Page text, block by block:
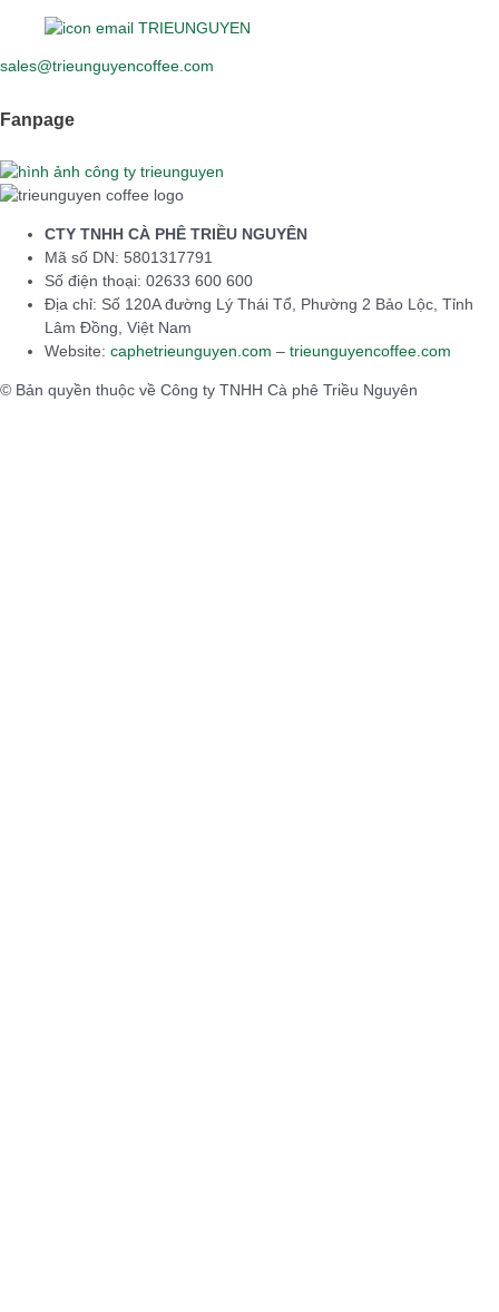
sales@trieunguyencoffee.com
Fanpage
CTY TNHH CÀ PHÊ TRIỀU NGUYÊN
Mã số DN: 5801317791
Số điện thoại: 02633 600 600
Địa chỉ: Số 120A đường Lý Thái Tổ, Phường 2 Bảo Lộc, Tỉnh
Lâm Đồng, Việt Nam
Website: caphetrieunguyen.com – trieunguyencoffee.com
© Bản quyền thuộc về Công ty TNHH Cà phê Triều Nguyên